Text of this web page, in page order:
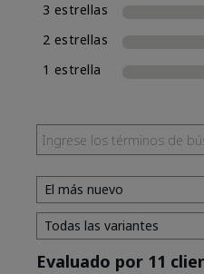
3 estrellas
2 estrellas
1 estrella
Evaluado por 11